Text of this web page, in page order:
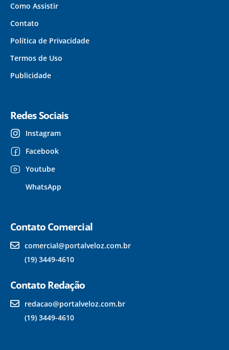
Como Assistir
Contato
Política de Privacidade
Termos de Uso
Publicidade
Redes Sociais
Instagram
Facebook
Youtube
WhatsApp
Contato Comercial
comercial@portalveloz.com.br
(19) 3449-4610
Contato Redação
redacao@portalveloz.com.br
(19) 3449-4610